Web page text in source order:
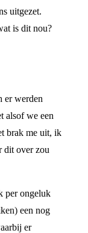
uitgezet.
is dit nou?
er werden
alsof we een
brak me uit, ik
dit over zou
per ongeluk
een nog
er